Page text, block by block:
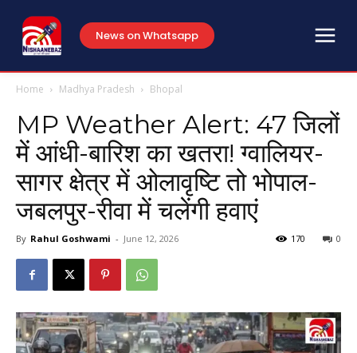
News on Whatsapp
Home Madhya Pradesh Bhopal
MP Weather Alert: 47 जिलों
में आंधी-बारिश का खतरा! ग्वालियर-
सागर क्षेत्र में ओलावृष्टि तो भोपाल-
जबलपुर-रीवा में चलेंगी हवाएं
By Rahul Goshwami - June 12, 2026 0
170